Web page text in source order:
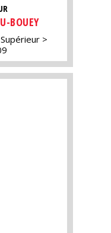
BOUEY